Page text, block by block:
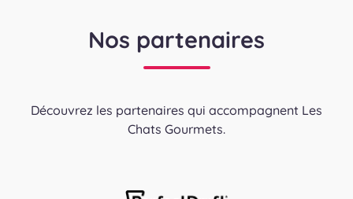
Nos partenaires
Découvrez les partenaires qui accompagnent Les
Chats Gourmets.